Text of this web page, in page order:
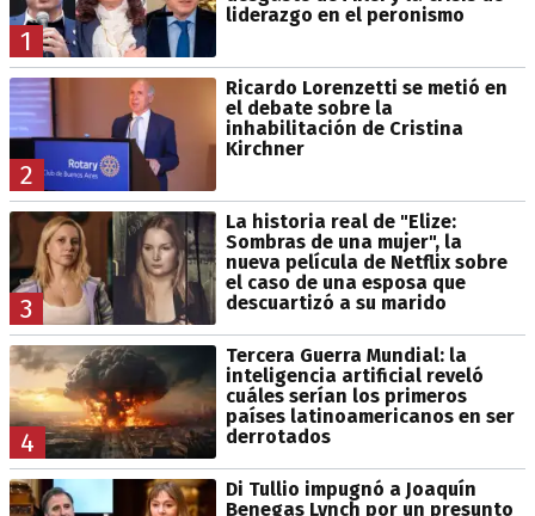
1
liderazgo en el peronismo
2
Ricardo Lorenzetti se metió en
el debate sobre la
inhabilitación de Cristina
Kirchner
3
La historia real de "Elize:
Sombras de una mujer", la
nueva película de Netflix sobre
el caso de una esposa que
descuartizó a su marido
4
Tercera Guerra Mundial: la
inteligencia artificial reveló
cuáles serían los primeros
países latinoamericanos en ser
derrotados
Di Tullio impugnó a Joaquín
Benegas Lynch por un presunto